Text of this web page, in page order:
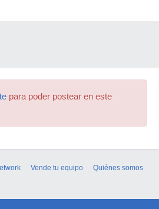
para poder postear en este
Vende tu equipo
Quiénes somos